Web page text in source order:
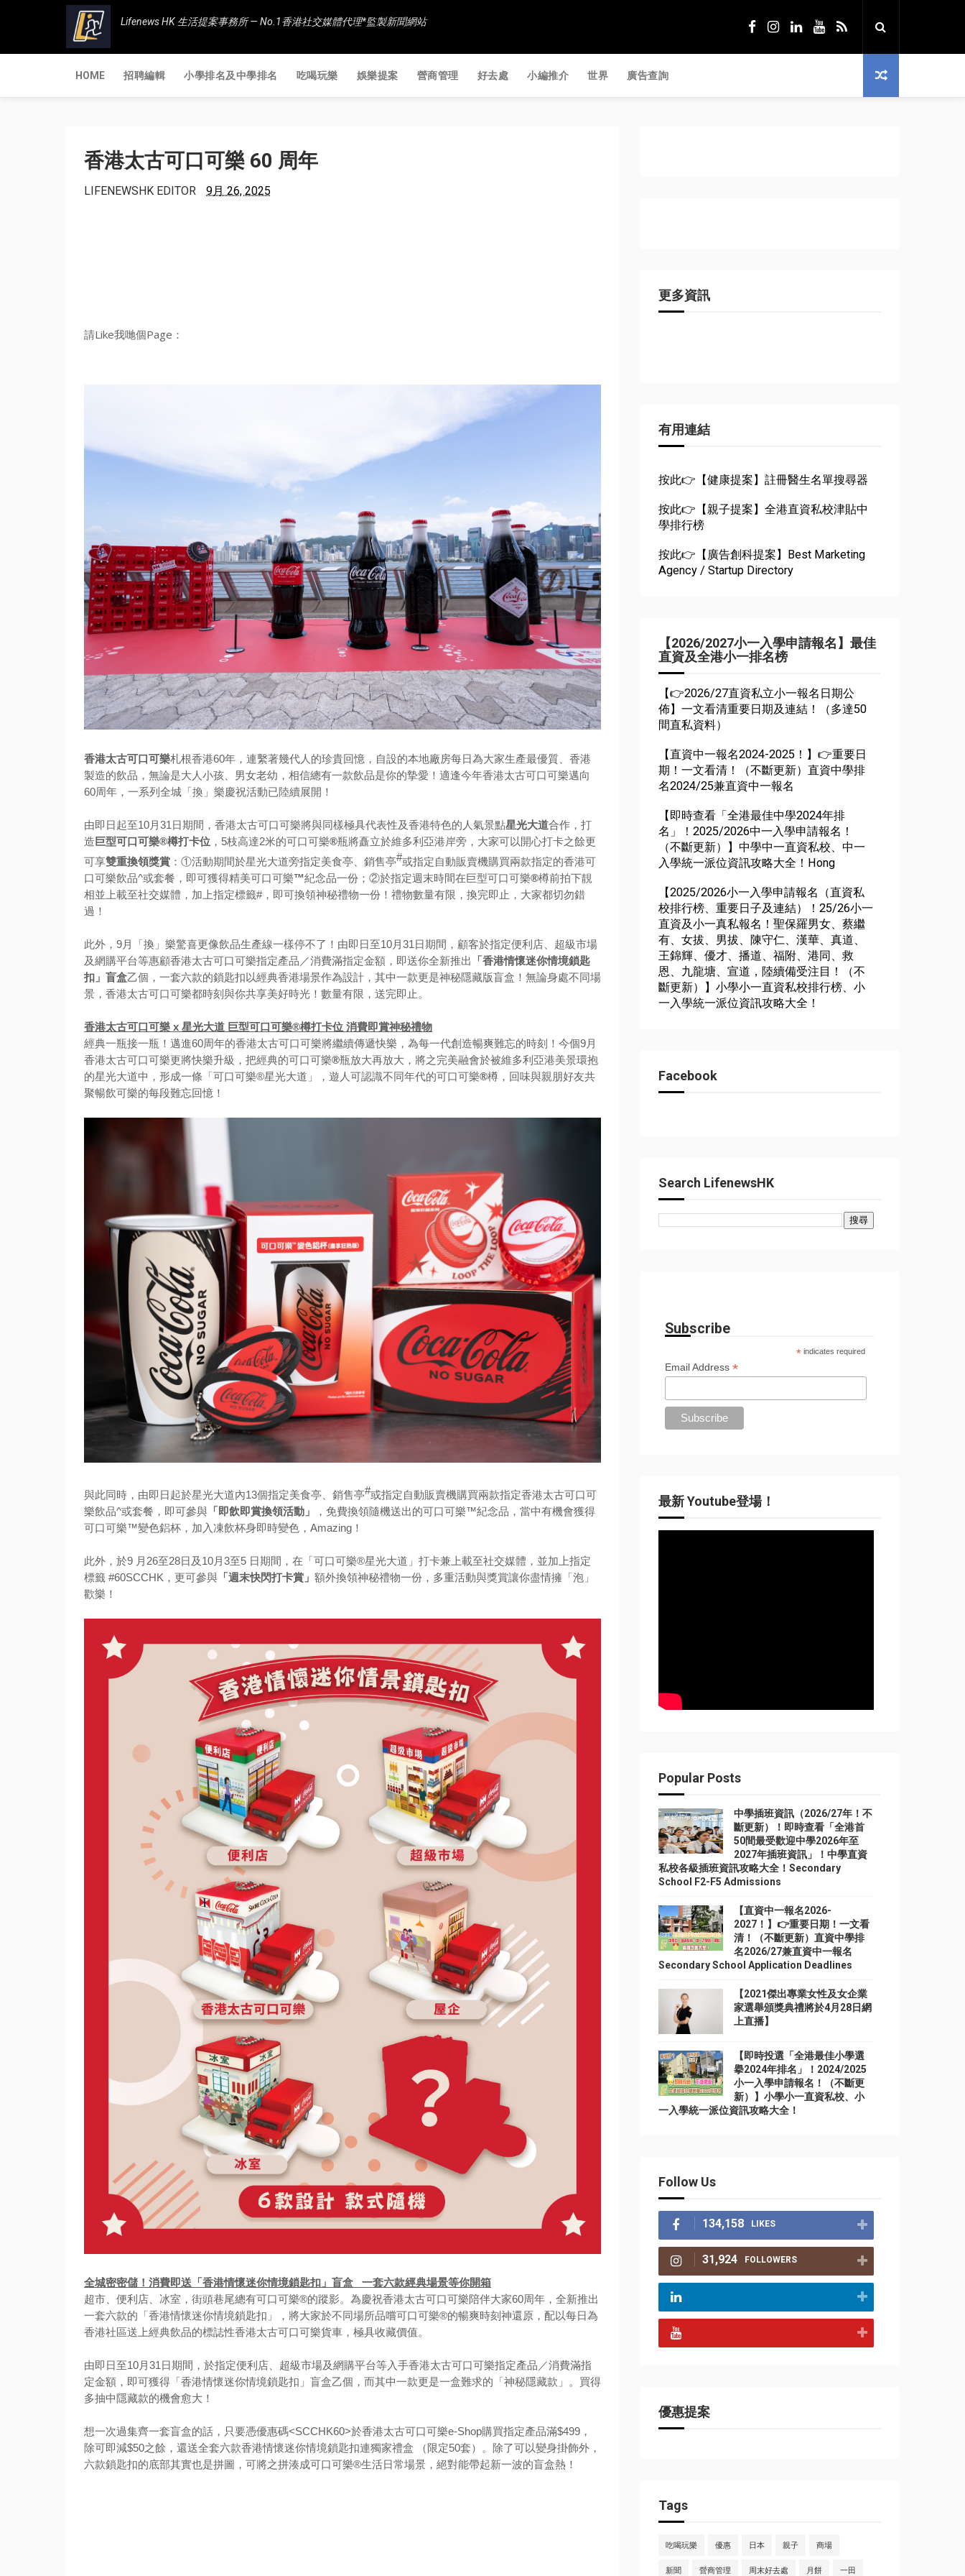
Lifenews HK 生活提案事務所 — No.1香港社交媒體代理*監製新聞網站
HOME 招聘編輯 小學排名及中學排名 吃喝玩樂 娛樂提案 營商管理 好去處 小編推介 世界 廣告查詢
香港太古可口可樂 60 周年
LIFENEWSHK EDITOR 9月 26, 2025
請Like我哋個Page：
香港太古可口可樂札根香港60年，連繫著幾代人的珍貴回憶，自設的本地廠房每日為大家生產最優質、香港
製造的飲品，無論是大人小孩、男女老幼，相信總有一款飲品是你的摯愛！適逢今年香港太古可口可樂邁向
60周年，一系列全城「換」樂慶祝活動已陸續展開！
由即日起至10月31日期間，香港太古可口可樂將與同樣極具代表性及香港特色的人氣景點星光大道合作，打
造 巨型可口可樂®樽打卡位 ，5枝高達2米的可口可樂®瓶將矗立於維多利亞港岸旁，大家可以開心打卡之餘更
可享雙重換領獎賞 ：①活動期間於星光大道旁指定美食亭、銷售亭#或指定自動販賣機購買兩款指定的香港可
口可樂飲品^或套餐，即可獲得精美可口可樂™紀念品一份；②於指定週末時間在巨型可口可樂®樽前拍下靚
相並上載至社交媒體，加上指定標籤#，即可換領神秘禮物一份！禮物數量有限，換完即止，大家都切勿錯
過！
此外，9月「換」樂驚喜更像飲品生產線一樣停不了！由即日至10月31日期間，顧客於指定便利店、超級市場
及網購平台等惠顧香港太古可口可樂指定產品／消費滿指定金額，即送你全新推出
「香港情懷迷你情境鎖匙
扣」盲盒乙個，一套六款的鎖匙扣以經典香港場景作為設計，其中一款更是神秘隱藏版盲盒！無論身處不同場
景，香港太古可口可樂都時刻與你共享美好時光！數量有限，送完即止。
香港太古可口可樂 x 星光大道 巨型可口可樂®樽打卡位 消費即賞神秘禮物
經典一瓶接一瓶！邁進60周年的香港太古可口可樂將繼續傳遞快樂，為每一代創造暢爽難忘的時刻！今個9月
香港太古可口可樂更將快樂升級，把經典的可口可樂®瓶放大再放大，將之完美融會於被維多利亞港美景環抱
的星光大道中，形成一條「可口可樂®星光大道」，遊人可認識不同年代的可口可樂®樽，回味與親朋好友共
聚暢飲可樂的每段難忘回憶！
與此同時，由即日起於星光大道內13個指定美食亭、銷售亭#或指定自動販賣機購買兩款指定香港太古可口可
樂飲品^或套餐，即可參與 「即飲即賞換領活動」
，免費換領隨機送出的可口可樂™紀念品，當中有機會獲得
可口可樂™變色鋁杯，加入凍飲杯身即時變色，Amazing！
此外，於9 月26至28日及10月3至5 日期間，在「可口可樂®星光大道」打卡兼上載至社交媒體，並加上指定
標籤 #60SCCHK，更可參與 「週末快閃打卡賞」 額外換領神秘禮物一份，多重活動與獎賞讓你盡情擁「泡」
歡樂！
全城密密儲！消費即送「香港情懷迷你情境鎖匙扣」盲盒 一套六款經典場景等你開箱
超市、便利店、冰室，街頭巷尾總有可口可樂®的蹤影。為慶祝香港太古可口可樂陪伴大家60周年，全新推出
一套六款的「香港情懷迷你情境鎖匙扣」，將大家於不同場所品嚐可口可樂®的暢爽時刻神還原，配以每日為
香港社區送上經典飲品的標誌性香港太古可口可樂貨車，極具收藏價值。
由即日至10月31日期間，於指定便利店、超級市場及網購平台等入手香港太古可口可樂指定產品／消費滿指
定金額，即可獲得「香港情懷迷你情境鎖匙扣」盲盒乙個，而其中一款更是一盒難求的「神秘隱藏款」。買得
多抽中隱藏款的機會愈大！
想一次過集齊一套盲盒的話，只要憑優惠碼<SCCHK60>於香港太古可口可樂e-Shop購買指定產品滿$499，
除可即減$50之餘，還送全套六款香港情懷迷你情境鎖匙扣連獨家禮盒 （限定50套）。除了可以變身掛飾外，
六款鎖匙扣的底部其實也是拼圖，可將之拼湊成可口可樂®生活日常場景，絕對能帶起新一波的盲盒熱！
更多資訊
有用連結
按此👉【健康提案】註冊醫生名單搜尋器
按此👉【親子提案】全港直資私校津貼中
學排行榜
按此👉【廣告創科提案】Best Marketing
Agency / Startup Directory
【2026/2027小一入學申請報名】最佳
直資及全港小一排名榜
【👉2026/27直資私立小一報名日期公
佈】一文看清重要日期及連結！（多達50
間直私資料）
【直資中一報名2024-2025！】👉重要日
期！一文看清！（不斷更新）直資中學排
名2024/25兼直資中一報名
【即時查看「全港最佳中學2024年排
名」！2025/2026中一入學申請報名！
（不斷更新）】中學中一直資私校、中一
入學統一派位資訊攻略大全！Hong
【2025/2026小一入學申請報名（直資私
校排行榜、重要日子及連結）！25/26小一
直資及小一真私報名！聖保羅男女、蔡繼
有、女拔、男拔、陳守仁、漢華、真道、
王錦輝、優才、播道、福附、港同、救
恩、九龍塘、宣道，陸續備受注目！（不
斷更新）】小學小一直資私校排行榜、小
一入學統一派位資訊攻略大全！
Facebook
Search LifenewsHK
Subscribe
* indicates required
Email Address *
最新 Youtube登場！
Popular Posts
中學插班資訊（2026/27年！不
斷更新）！即時查看「全港首
50間最受歡迎中學2026年至
2027年插班資訊」！中學直資
私校各級插班資訊攻略大全！Secondary
School F2-F5 Admissions
【直資中一報名2026-
2027！】👉重要日期！一文看
清！（不斷更新）直資中學排
名2026/27兼直資中一報名
Secondary School Application Deadlines
【2021傑出專業女性及女企業
家選舉頒獎典禮將於4月28日網
上直播】
【即時投選「全港最佳小學選
擧2024年排名」！2024/2025
小一入學申請報名！（不斷更
新）】小學小一直資私校、小
一入學統一派位資訊攻略大全！
Follow Us
134,158 LIKES
31,924 FOLLOWERS
優惠提案
Tags
吃喝玩樂 優惠 日本 親子 商場
新聞 營商管理 周末好去處 月餅 一田